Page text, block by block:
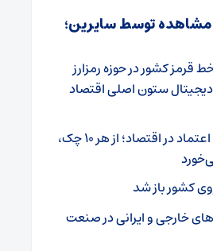
مشاهده توسط سایرین؛
قرمز کشور در حوزه رمزارز
ستون اصلی اقتصاد
سقوط شاخص اعتماد در اقتصاد؛ از هر ۱۰ چک،
کشور باز شد
خارجی و ایرانی در صنعت